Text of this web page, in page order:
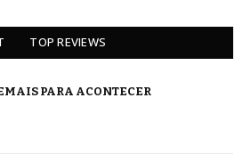
TOP REVIEWS
PARA ACONTECER